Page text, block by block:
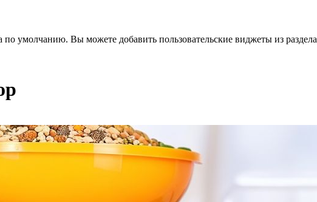
умолчанию. Вы можете добавить пользовательские виджеты из раздела